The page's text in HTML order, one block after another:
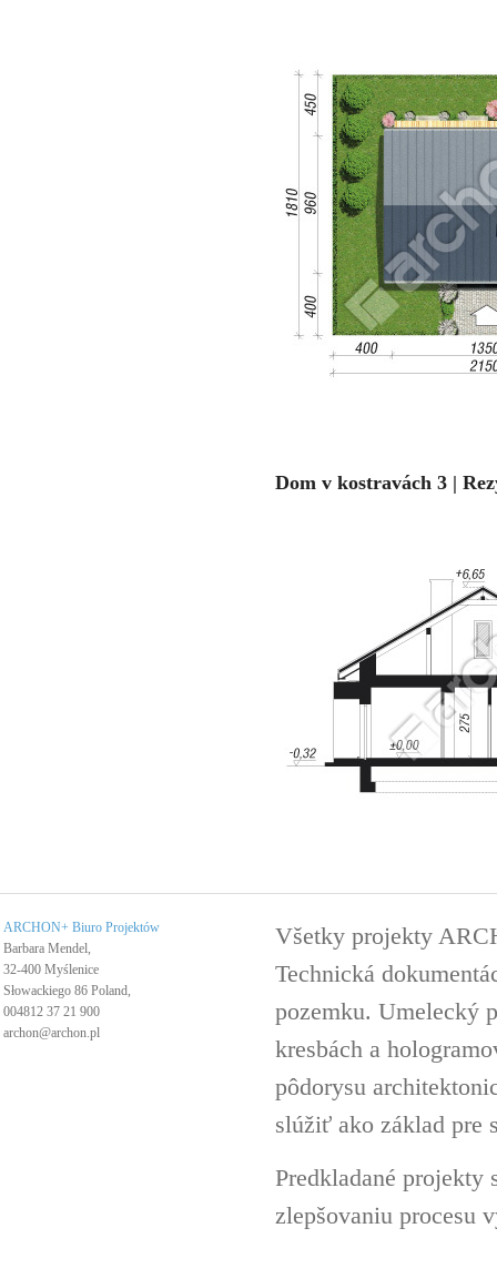
Dom v kostravách 3 |
ARCHON+ Biuro Projektów
Barbara Mendel,
32-400 Myślenice
Słowackiego 86 Poland,
004812 37 21 900
archon@archon.pl
Všetky projekty
Technická
pozemku. Umelecký
kresbách a
pôdorysu
slúžiť ako základ pre
Predkladané
zlepšovaniu procesu